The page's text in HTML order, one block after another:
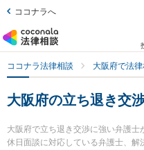
ココナラへ
ココナラ法律相談 大阪府で法
大阪府の立ち退き交
大阪府で立ち退き交渉に強い弁護
休日面談に対応している弁護士、